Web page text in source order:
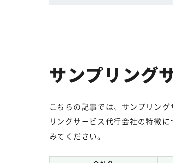
サンプリング
こちらの記事では、サンプリン
リングサービス代行会社の特徴
みてください。